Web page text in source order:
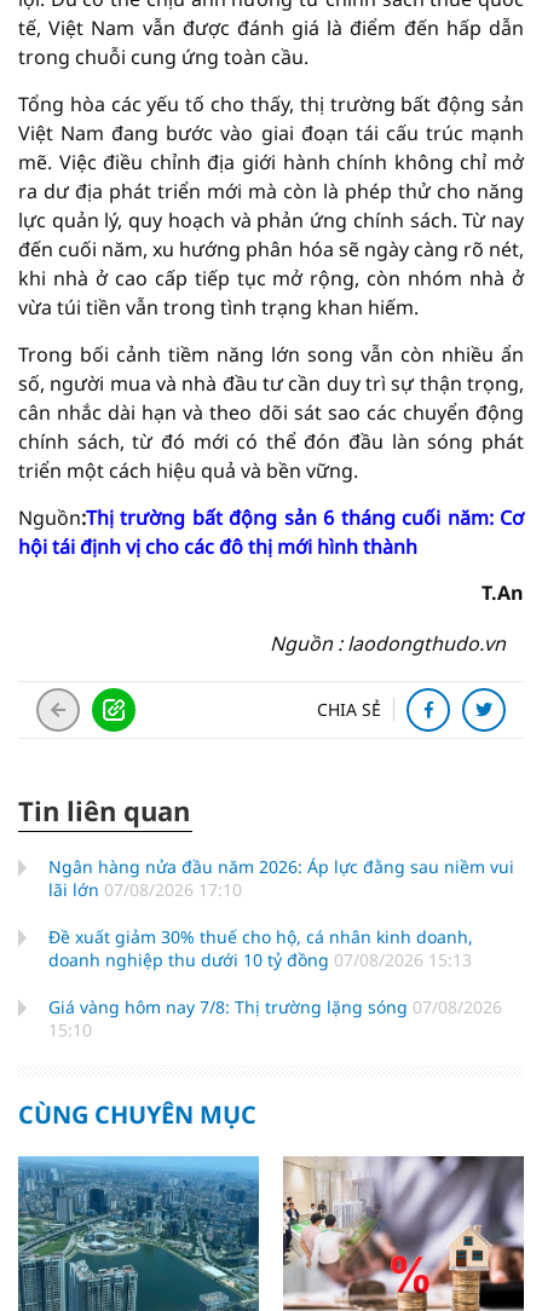
tế, Việt Nam vẫn được đánh giá là điểm đến hấp dẫn
trong chuỗi cung ứng toàn cầu.
Tổng hòa các yếu tố cho thấy, thị trường bất động sản
Việt Nam đang bước vào giai đoạn tái cấu trúc mạnh
mẽ. Việc điều chỉnh địa giới hành chính không chỉ mở
ra dư địa phát triển mới mà còn là phép thử cho năng
lực quản lý, quy hoạch và phản ứng chính sách. Từ nay
đến cuối năm, xu hướng phân hóa sẽ ngày càng rõ nét,
khi nhà ở cao cấp tiếp tục mở rộng, còn nhóm nhà ở
vừa túi tiền vẫn trong tình trạng khan hiếm.
Trong bối cảnh tiềm năng lớn song vẫn còn nhiều ẩn
số, người mua và nhà đầu tư cần duy trì sự thận trọng,
cân nhắc dài hạn và theo dõi sát sao các chuyển động
chính sách, từ đó mới có thể đón đầu làn sóng phát
triển một cách hiệu quả và bền vững.
Nguồn:Thị trường bất động sản 6 tháng cuối năm: Cơ
hội tái định vị cho các đô thị mới hình thành
T.An
Nguồn : laodongthudo.vn
CHIA SẺ
Tin liên quan
Ngân hàng nửa đầu năm 2026: Áp lực đằng sau niềm vui
lãi lớn 07/08/2026 17:10
Đề xuất giảm 30% thuế cho hộ, cá nhân kinh doanh,
doanh nghiệp thu dưới 10 tỷ đồng 07/08/2026 15:13
Giá vàng hôm nay 7/8: Thị trường lặng sóng 07/08/2026
15:10
CÙNG CHUYÊN MỤC